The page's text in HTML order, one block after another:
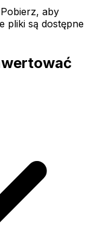
aby
pliki są dostępne